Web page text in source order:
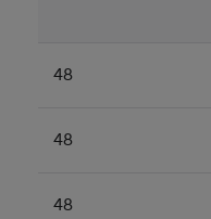
48
48
48